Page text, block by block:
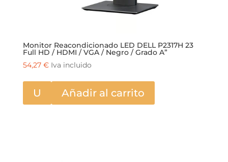
Monitor Reacondicionado LED DELL P2317H 23
Full HD / HDMI / VGA / Negro / Grado A”
54,27 € Iva incluido
U Añadir al carrito